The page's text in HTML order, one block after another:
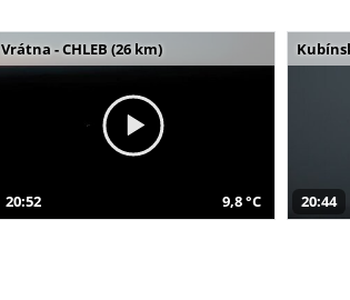
Vrátna - CHLEB (26 km)
20:52 9,8 °C 20:44